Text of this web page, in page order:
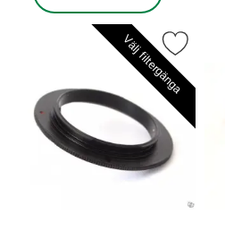
Välj filtergänga
Markera reverseringsring f